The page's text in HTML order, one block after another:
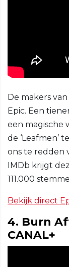
De makers
Epic. Een
een magische
de ‘Leafmen’
ons te redden
IMDb krijgt
111.000
Bekijk direct
4. Burn
CANAL+